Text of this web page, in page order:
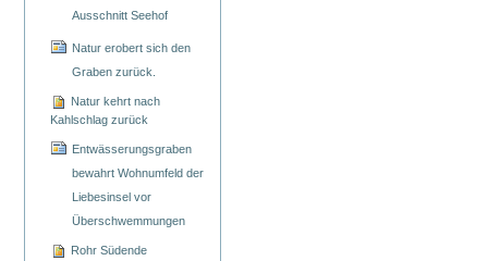
Ausschnitt Seehof
Natur erobert sich den
Graben zurück.
Natur kehrt nach
Kahlschlag zurück
Entwässerungsgraben
bewahrt Wohnumfeld der
Liebesinsel vor
Überschwemmungen
Rohr Südende